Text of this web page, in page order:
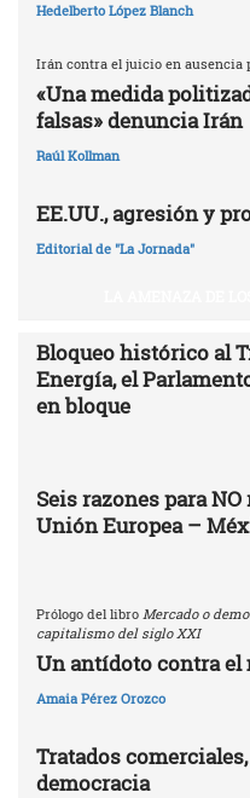
Hedelberto López Blanch
Irán contra el juicio en ausencia
«Una medida
falsas» denuncia Irán
Raúl Kollman
EE.UU., agresión y
Editorial de "La Jornada"
Bloqueo histórico al
Energía, el
en bloque
Seis razones para
Unión Europea –
Prólogo del libro Mercado o
capitalismo del siglo XXI
Un antídoto contra el
Amaia Pérez Orozco
Tratados
democracia